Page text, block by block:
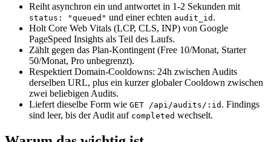
Reiht asynchron ein und antwortet in 1-2 Sekunden mit
status: "queued" und einer echten audit_id .
Holt Core Web Vitals (LCP, CLS, INP) von Google
PageSpeed Insights als Teil des Laufs.
Zählt gegen das Plan-Kontingent (Free 10/Monat, Starter
50/Monat, Pro unbegrenzt).
Respektiert Domain-Cooldowns: 24h zwischen Audits
derselben URL, plus ein kurzer globaler Cooldown zwischen
zwei beliebigen Audits.
Liefert dieselbe Form wie GET /api/audits/:id . Findings
sind leer, bis der Audit auf completed wechselt.